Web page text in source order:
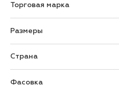
Торговая марка
Размеры
Страна
Фасовка